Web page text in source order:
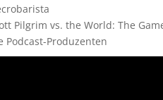
Pilgrim vs. the World: The
Podcast-Produzenten